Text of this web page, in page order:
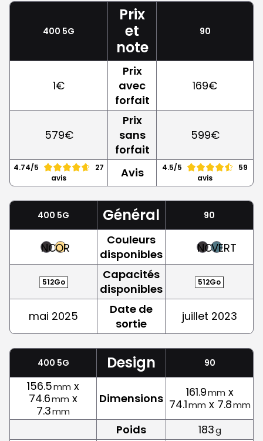
400 5G
Prix
et
note
90
1€
Prix
avec
forfait
169€
579€
Prix
sans
forfait
599€
4.74/5
27
avis
Avis 4.5/5
59
avis
400 5G Général 90
NOIR
OR
Couleurs
disponibles
NOIRVERT
512Go
Capacités
disponibles
512Go
mai 2025
Date de
sortie
juillet 2023
400 5G Design 90
156.5mm x
74.6mm x
7.3mm
Dimensions 161.9mm x
74.1mm x 7.8mm
Poids 183g